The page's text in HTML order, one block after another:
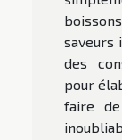
saveurs
des
pour
faire